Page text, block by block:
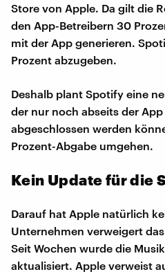
Store von Apple. Da gilt die
den App-Betreibern 30
mit der App generieren.
Prozent abzugeben.
Deshalb plant Spotify eine
der nur noch abseits der
abgeschlossen werden
Prozent-Abgabe umgehen.
Kein Update für die
Darauf hat Apple natürlich
Unternehmen verweigert
Seit Wochen wurde die
aktualisiert. Apple verweist